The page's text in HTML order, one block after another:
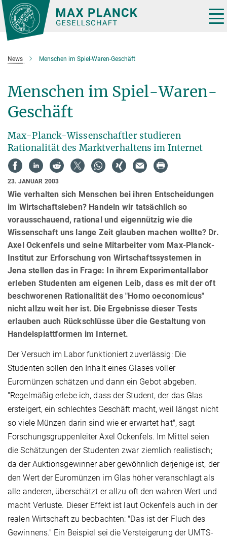
Hauptinhalt
News Menschen im Spiel-Waren-Geschäft
Menschen im Spiel-Waren-
Geschäft
Max-Planck-Wissenschaftler studieren
Rationalität des Marktverhaltens im Internet
23. JANUAR 2003
Wie verhalten sich Menschen bei ihren Entscheidungen
im Wirtschaftsleben? Handeln wir tatsächlich so
vorausschauend, rational und eigennützig wie die
Wissenschaft uns lange Zeit glauben machen wollte? Dr.
Axel Ockenfels und seine Mitarbeiter vom Max-Planck-
Institut zur Erforschung von Wirtschaftssystemen in
Jena stellen das in Frage: In ihrem Experimentallabor
erleben Studenten am eigenen Leib, dass es mit der oft
beschworenen Rationalität des "Homo oeconomicus"
nicht allzu weit her ist. Die Ergebnisse dieser Tests
erlauben auch Rückschlüsse über die Gestaltung von
Handelsplattformen im Internet.
Der Versuch im Labor funktioniert zuverlässig: Die
Studenten sollen den Inhalt eines Glases voller
Euromünzen schätzen und dann ein Gebot abgeben.
"Regelmäßig erlebe ich, dass der Student, der das Glas
ersteigert, ein schlechtes Geschäft macht, weil längst nicht
so viele Münzen darin sind wie er erwartet hat", sagt
Forschungsgruppenleiter Axel Ockenfels. Im Mittel seien
die Schätzungen der Studenten zwar ziemlich realistisch;
da der Auktionsgewinner aber gewöhnlich derjenige ist, der
den Wert der Euromünzen im Glas höher veranschlagt als
alle anderen, überschätzt er allzu oft den wahren Wert und
macht Verluste. Dieser Effekt ist laut Ockenfels auch in der
realen Wirtschaft zu beobachten: "Das ist der Fluch des
Gewinnens." Ein Beispiel sei die Versteigerung der UMTS-